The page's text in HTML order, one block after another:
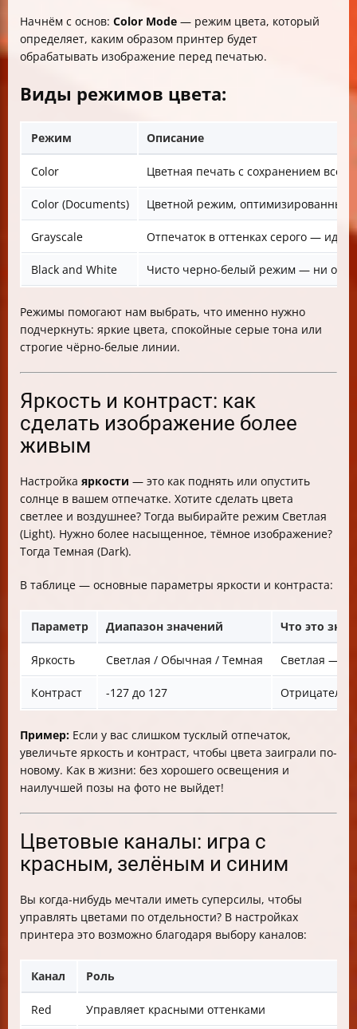
Начнём с основ: Color Mode — режим цвета, который
определяет, каким образом принтер будет
обрабатывать изображение перед печатью.
Виды режимов цвета:
Режим Описание
Color Цветная печать с сохранением всех
Color (Documents) Цветной режим, оптимизированный
Grayscale Отпечаток в оттенках серого —
Black and White Чисто черно-белый режим — ни
Режимы помогают нам выбрать, что именно нужно
подчеркнуть: яркие цвета, спокойные серые тона или
строгие чёрно-белые линии.
Яркость и контраст: как
сделать изображение более
живым
Настройка яркости — это как поднять или опустить
солнце в вашем отпечатке. Хотите сделать цвета
светлее и воздушнее? Тогда выбирайте режим Светлая
(Light). Нужно более насыщенное, тёмное изображение?
Тогда Темная (Dark).
В таблице — основные параметры яркости и контраста:
Параметр Диапазон значений Что это
Яркость Светлая / Обычная / Темная Светлая —
Контраст -127 до 127
Пример: Если у вас слишком тусклый отпечаток,
увеличьте яркость и контраст, чтобы цвета заиграли по-
новому. Как в жизни: без хорошего освещения и
наилучшей позы на фото не выйдет!
Цветовые каналы: игра с
красным, зелёным и синим
Вы когда-нибудь мечтали иметь суперсилы, чтобы
управлять цветами по отдельности? В настройках
принтера это возможно благодаря выбору каналов:
Канал Роль
Red Управляет красными оттенками